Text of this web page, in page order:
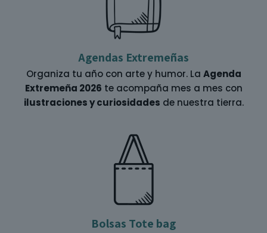
Agendas Extremeñas
Organiza tu año con arte y humor. La Agenda
Extremeña 2026 te acompaña mes a mes con
ilustraciones y curiosidades de nuestra tierra.
Bolsas Tote bag